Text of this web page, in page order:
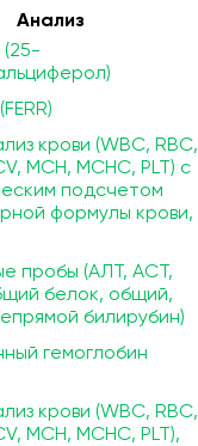
Анализ
(25-
крови (WBC, RBC,
МСН, МСНС, PLT) с
подсчетом
формулы крови,
пробы (АЛТ, АСТ,
белок, общий,
билирубин)
гемоглобин
крови (WBC, RBC,
МСН, МСНС, PLT),